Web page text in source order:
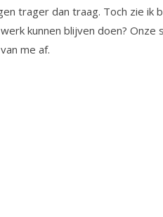
trager dan traag. Toch zie
kunnen blijven doen?
me af.